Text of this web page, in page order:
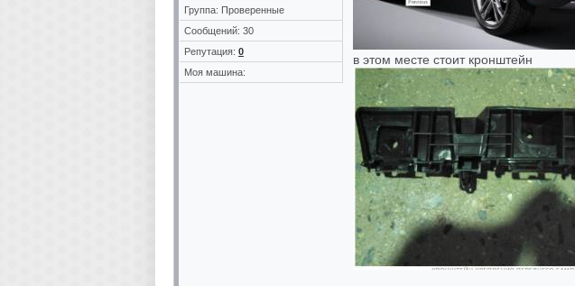
Группа: Проверенные
Сообщений: 30
Репутация: 0
Моя машина:
в этом месте стоит кронштейн